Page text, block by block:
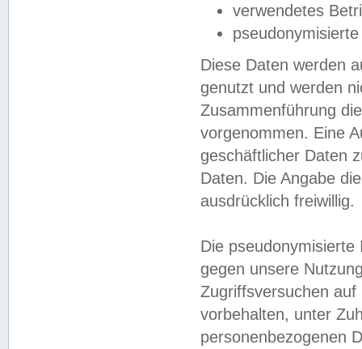
verwendetes
Diese Daten werden
genutzt und werden
Zusammenführung
vorgenommen. Eine
geschäftlicher Daten
Daten. Die Angabe
ausdrücklich freiwillig.
Die
gegen unsere
Zugriffsversuchen
vorbehalten, unter
personenbezogenen